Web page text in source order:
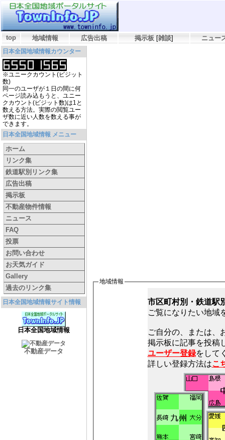
top 地域情報 広告出稿 掲示板 [雑談] ニュー
日本全国地域情報カウンター
※ユニークカウント(ビジット
数)
同一のユーザが１日の間に何
ページ読み込もうと、ユニー
クカウント(ビジット数)は1と
数える方法。実際の閲覧ユー
ザ数に近い人数を数える事が
できます。
日本全国地域情報 メニュー
ホーム
リンク集
鉄道駅別リンク集
広告出稿
掲示板
不動産物件情報
ニュース
FAQ
投票
お問い合わせ
お天気ガイド
Gallery
過去のリンク集
日本全国地域情報サイト情報
日本全国地域情報
不動産データ
地域情報
市区町村別・鉄道駅
ご覧になりたい地域
ご自分の、または、
ユーザー登録をして
詳しい登録方法はこ